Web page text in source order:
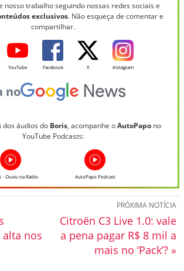
nosso trabalho seguindo nossas redes sociais e
exclusivos. Não esqueça de comentar e
compartilhar.
YouTube Facebook X Instagram
no
dos áudios do Boris, acompanhe oAutoPapo no
YouTube Podcasts:
- Ouviu na Rádio AutoPapo Podcast
PRÓXIMA NOTÍCIA
Citroën C3 Live 1.0: vale
a pena pagar R$ 8 mil a
mais no ‘Pack’? »
nos